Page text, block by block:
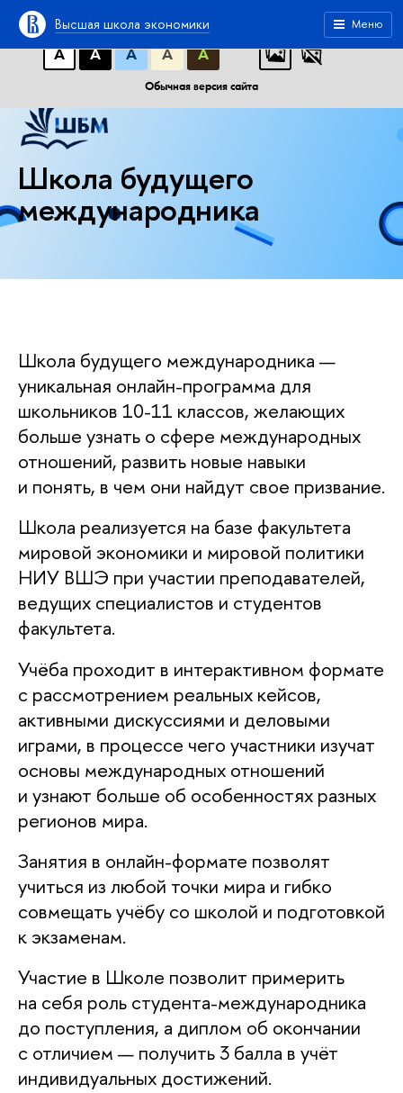
A A A АБB
АБB
А
А А А А
Обычная версия сайта
Высшая школа экономики Меню
Школа будущего
международника
Школа будущего международника —
уникальная онлайн-программа для
школьников 10-11 классов, желающих
больше узнать о сфере международных
отношений, развить новые навыки
и понять, в чем они найдут свое призвание.
Школа реализуется на базе факультета
мировой экономики и мировой политики
НИУ ВШЭ при участии преподавателей,
ведущих специалистов и студентов
факультета.
Учёба проходит в интерактивном формате
с рассмотрением реальных кейсов,
активными дискуссиями и деловыми
играми, в процессе чего участники изучат
основы международных отношений
и узнают больше об особенностях разных
регионов мира.
Занятия в онлайн-формате позволят
учиться из любой точки мира и гибко
совмещать учёбу со школой и подготовкой
к экзаменам.
Участие в Школе позволит примерить
на себя роль студента-международника
до поступления, а диплом об окончании
с отличием — получить 3 балла в учёт
индивидуальных достижений.